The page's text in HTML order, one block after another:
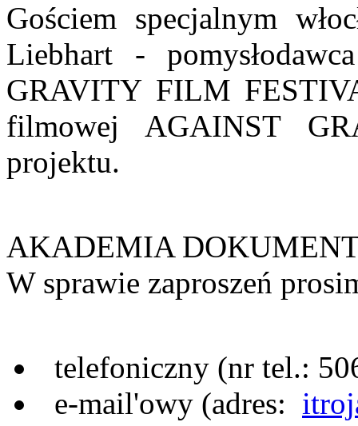
Gościem specjalnym
Liebhart -
GRAVITY FILM
filmowej AGAINST
projektu.
AKADEMIA
W sprawie zaproszeń
telefoniczny (nr tel.:
e-mail'owy (adres: